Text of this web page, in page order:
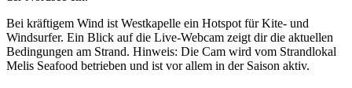
Bei kräftigem Wind ist Westkapelle ein Hotspot für Kite- und
Windsurfer. Ein Blick auf die Live-Webcam zeigt dir die aktuellen
Bedingungen am Strand. Hinweis: Die Cam wird vom Strandlokal
Melis Seafood betrieben und ist vor allem in der Saison aktiv.